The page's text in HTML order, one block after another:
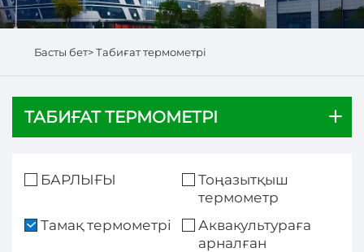
Продукциялар
Басты бет>Табиғат термометрі
ТАБИҒАТ ТЕРМОМЕТРІ
БАРЛЫҒЫ
Тоңазытқыш
термометр
Тамақ термометрі
Аквакультураға
арналған